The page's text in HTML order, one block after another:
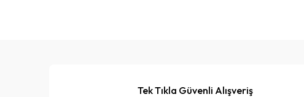
Tek Tıkla Güvenli Alışveriş